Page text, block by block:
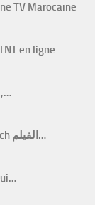
TV Marocaine
en ligne
,…
Zin Li Fik Le film Marocain de Nabil Ayouch الفيلم…